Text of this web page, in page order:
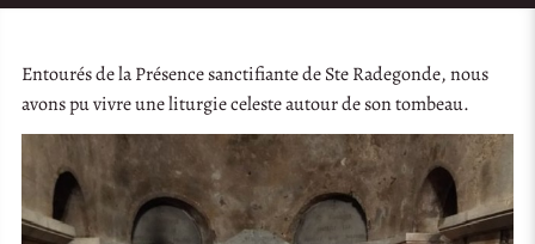
Entourés de la Présence sanctifiante de Ste Radegonde, nous
avons pu vivre une liturgie celeste autour de son tombeau.